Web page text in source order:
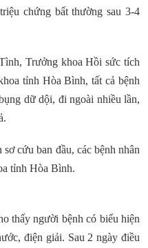
chứng bất thường sau 3-4
Trưởng khoa Hồi sức tích
tỉnh Hòa Bình, tất cả bệnh
dữ dội, đi ngoài nhiều lần,
cứu ban đầu, các bệnh nhân
tỉnh Hòa Bình.
thấy người bệnh có biểu hiện
điện giải. Sau 2 ngày điều